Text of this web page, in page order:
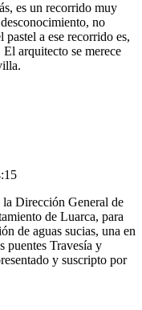
es un recorrido muy
no
a ese recorrido es,
arquitecto se merece
Dirección General de
de Luarca, para
de aguas sucias, una en
puentes Travesía y
y suscripto por